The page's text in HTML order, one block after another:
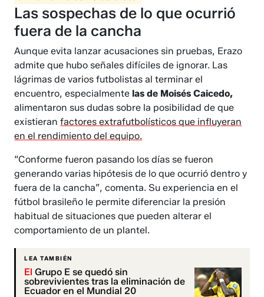
Las sospechas de lo que ocurrió
fuera de la cancha
​Aunque evita lanzar acusaciones sin pruebas, Erazo
admite que hubo señales difíciles de ignorar. Las
lágrimas de varios futbolistas al terminar el
encuentro, especialmente las de Moisés Caicedo,
alimentaron sus dudas sobre la posibilidad de que
existieranfactores extrafutbolísticos que influyeran
en el rendimiento del equipo.
“Conforme fueron pasando los días se fueron
generando varias hipótesis de lo que ocurrió dentro y
fuera de la cancha”, comenta. Su experiencia en el
fútbol brasileño le permite diferenciar la presión
habitual de situaciones que pueden alterar el
comportamiento de un plantel.
LEA TAMBIÉN
El Grupo E se quedó sin
sobrevivientes tras la eliminación de
Ecuador en el Mundial 20